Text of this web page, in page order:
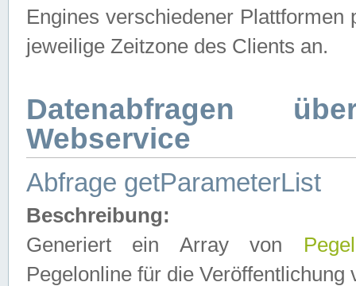
Engines verschiedener
jeweilige Zeitzone des Clients an.
Datenabfragen
Webservice
Abfrage getParameterList
Beschreibung:
Generiert ein Array von
Pegelonline für die Veröffentlichung